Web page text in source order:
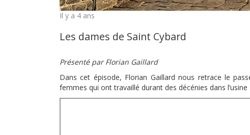
Il y a 4 ans
Les dames de Saint Cybard
Présenté par Florian Gaillard
Dans cet épisode, Florian Gaillard nous retrace le
femmes qui ont travaillé durant des décénies dans